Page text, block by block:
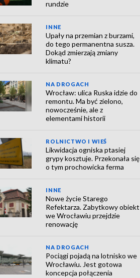
rundzie
INNE
Upały na przemian z burzami,
do tego permanentna susza.
Dokąd zmierzają zmiany
klimatu?
NA DROGACH
Wrocław: ulica Ruska idzie do
remontu. Ma być zielono,
nowocześnie, ale z
elementami historii
ROLNICTWO I WIEŚ
Likwidacja ogniska ptasiej
grypy kosztuje. Przekonała się
o tym prochowicka ferma
INNE
Nowe życie Starego
Refektarza. Zabytkowy obiekt
we Wrocławiu przejdzie
renowację
NA DROGACH
Pociągi pojadą na lotnisko we
Wrocławiu. Jest gotowa
koncepcja połączenia